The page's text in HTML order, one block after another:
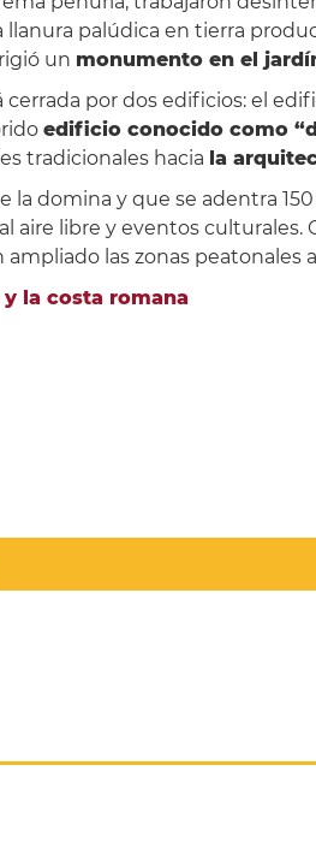
palúdica en tierra
un monumento en el
cerrada por dos edificios: el
edificio conocido como
tradicionales hacia la
domina y que se adentra
aire libre y eventos culturales.
las zonas peatonales
la costa romana